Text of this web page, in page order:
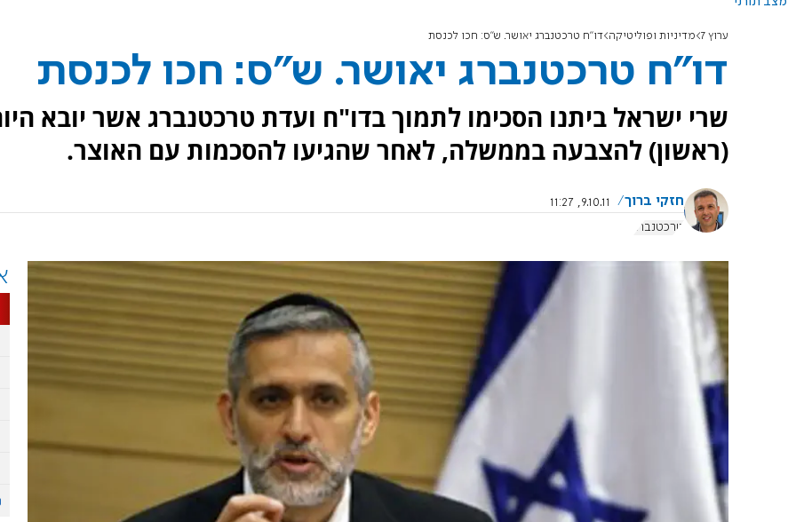
ערוץ 7 מדיניות ופוליטיקה דו"ח טרכטנברג יאושר. ש"ס: חכו לכנסת
דו"ח טרכטנברג יאושר. ש"ס: חכו לכנסת
שרי ישראל ביתנו הסכימו לתמוך בדו"ח ועדת טרכטנברג אשר יובא
(ראשון) להצבעה בממשלה, לאחר שהגיעו להסכמות עם האוצר.
חזקי ברוך
9.10.11, 11:27
טרכטנברג